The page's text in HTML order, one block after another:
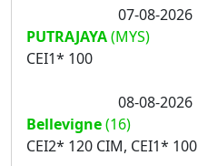
07-08-2026
PUTRAJAYA(MYS)
CEI1* 100
08-08-2026
Bellevigne(16)
CEI2* 120 CIM, CEI1* 100